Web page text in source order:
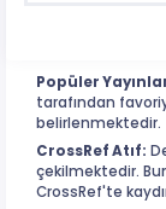
Popüler
tarafından
belirlenmektedir.
CrossRef Atıf:
çekilmektedir.
CrossRef'te